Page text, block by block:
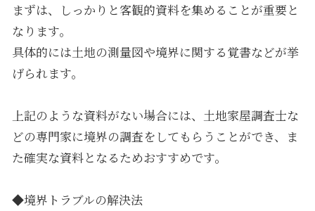
まずは、しっかりと客観的資料を集めることが重要と
なります。
具体的には土地の測量図や境界に関する覚書などが挙
げられます。
上記のような資料がない場合には、土地家屋調査士な
どの専門家に境界の調査をしてもらうことができ、ま
た確実な資料となるためおすすめです。
◆境界トラブルの解決法